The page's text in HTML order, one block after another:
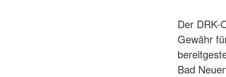
Der DRK-
Gewähr
Bad